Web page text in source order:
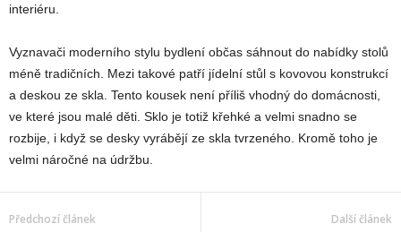
interiéru.
Vyznavači moderního stylu bydlení občas sáhnout do nabídky stolů
méně tradičních. Mezi takové patří jídelní stůl s kovovou konstrukcí
a deskou ze skla. Tento kousek není příliš vhodný do domácnosti,
ve které jsou malé děti. Sklo je totiž křehké a velmi snadno se
rozbije, i když se desky vyrábějí ze skla tvrzeného. Kromě toho je
velmi náročné na údržbu.
Předchozí článek Další článek